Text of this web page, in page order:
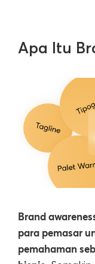
Apa Itu
Brand
para pemasar
pemahaman